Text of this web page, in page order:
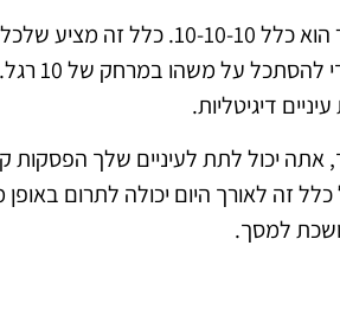
זמן מסך, אתה צריך
דיגיטליות.
זמן המסך שלך, אתה יכול לתת לעיניים שלך
זה לאורך היום יכולה לתרום
למסך.